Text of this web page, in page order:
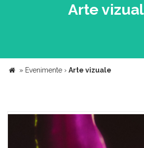
Arte
» Evenimente › Arte vizuale